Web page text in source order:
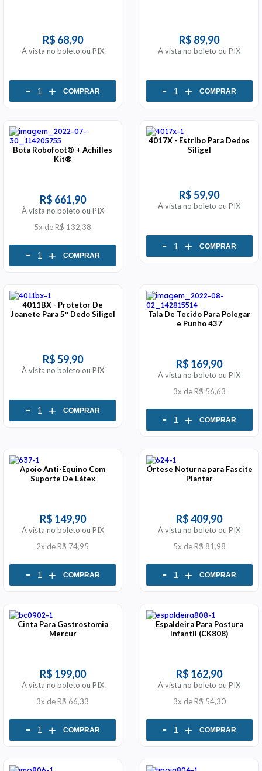
R$ 68,90
À vista no boleto ou PIX
- + COMPRAR
R$ 89,90
À vista no boleto ou PIX
- + COMPRAR
Bota Robofoot® + Achilles
Kit®
R$ 661,90
À vista no boleto ou PIX
5x de R$ 132,38
- + COMPRAR
4017X - Estribo Para Dedos
Siligel
R$ 59,90
À vista no boleto ou PIX
- + COMPRAR
4011BX - Protetor De
Joanete Para 5º Dedo Siligel
R$ 59,90
À vista no boleto ou PIX
- + COMPRAR
Tala De Tecido Para Polegar
e Punho 437
R$ 169,90
À vista no boleto ou PIX
3x de R$ 56,63
- + COMPRAR
Apoio Anti-Equino Com
Suporte De Látex
R$ 149,90
À vista no boleto ou PIX
2x de R$ 74,95
- + COMPRAR
Órtese Noturna para Fascite
Plantar
R$ 409,90
À vista no boleto ou PIX
5x de R$ 81,98
- + COMPRAR
Cinta Para Gastrostomia
Mercur
R$ 199,00
À vista no boleto ou PIX
3x de R$ 66,33
- + COMPRAR
Espaldeira Para Postura
Infantil (CK808)
R$ 162,90
À vista no boleto ou PIX
3x de R$ 54,30
- + COMPRAR